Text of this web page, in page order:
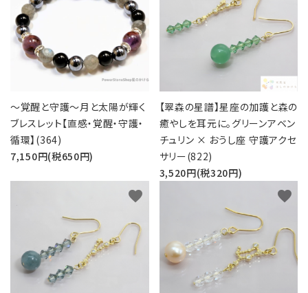
～覚醒と守護～月と太陽が輝く
ブレスレット【直感・覚醒・守護・
循環】(364)
7,150円(税650円)
【翠森の星譜】星座の加護と森の
癒やしを耳元に。グリーンアベン
チュリン × おうし座 守護アクセ
サリー(822)
3,520円(税320円)
favorite favorite